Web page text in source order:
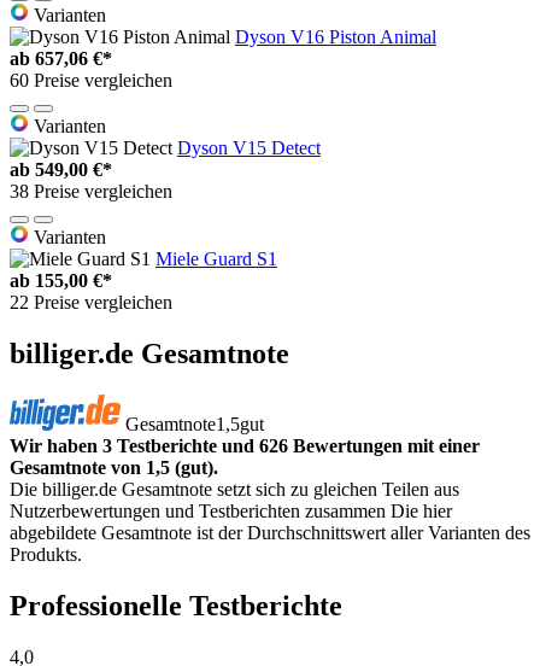
Varianten
Dyson V16 Piston Animal
ab 657,06 €*
60 Preise vergleichen
Varianten
Dyson V15 Detect
ab 549,00 €*
38 Preise vergleichen
Varianten
Miele Guard S1
ab 155,00 €*
22 Preise vergleichen
billiger.de Gesamtnote
Gesamtnote1,5gut
Wir haben 3 Testberichte und 626 Bewertungen mit einer
Gesamtnote von 1,5 (gut).
Die billiger.de Gesamtnote setzt sich zu gleichen Teilen aus
Nutzerbewertungen und Testberichten zusammen Die hier
abgebildete Gesamtnote ist der Durchschnittswert aller Varianten des
Produkts.
Professionelle Testberichte
4,0